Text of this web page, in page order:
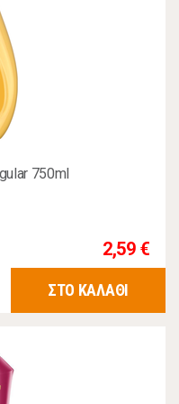
750ml
2,59 €
ΣΤΟ ΚΑΛΑΘΙ